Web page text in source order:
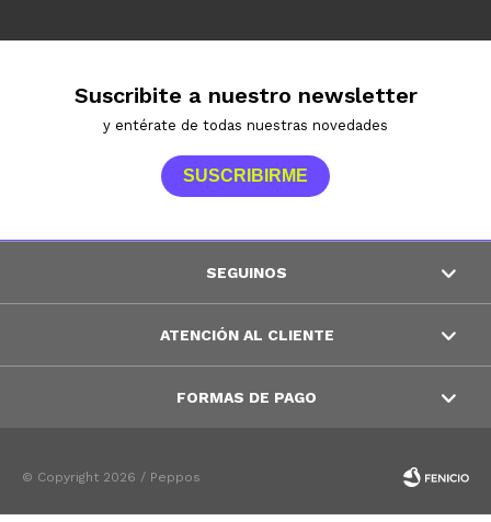
Suscribite a nuestro newsletter
y entérate de todas nuestras novedades
SUSCRIBIRME
SEGUINOS
ATENCIÓN AL CLIENTE
FORMAS DE PAGO
© Copyright 2026 / Peppos